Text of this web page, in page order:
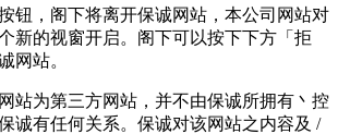
钮，阁下将离开保诚网站，本公司网站对
新的视窗开启。阁下可以按下下方「拒
网站。
站为第三方网站，并不由保诚所拥有丶控
诚有任何关系。保诚对该网站之内容及 /